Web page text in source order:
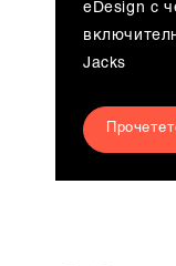
eDesign с
Jacks